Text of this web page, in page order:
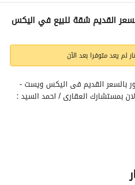
6 شهور السعر القديم شقة للبيع في اليكس
لم يعد متوفرا بعد الآن
بمستشارك العقارى / احمد السيد :